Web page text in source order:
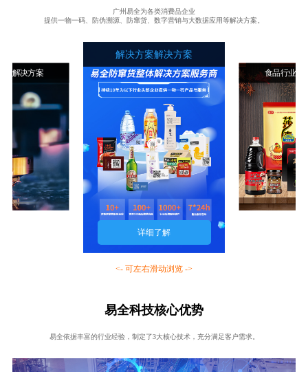
广州易全为各类消费品企业
提供一物一码、防伪溯源、防窜货、数字营销与大数据应用等解决方案。
业解决方案
解决方案解决方案
详细了解
食品行业解
<- 可左右滑动浏览 ->
易全科技核心优势
易全依据丰富的行业经验，制定了3大核心技术，充分满足客户需求。